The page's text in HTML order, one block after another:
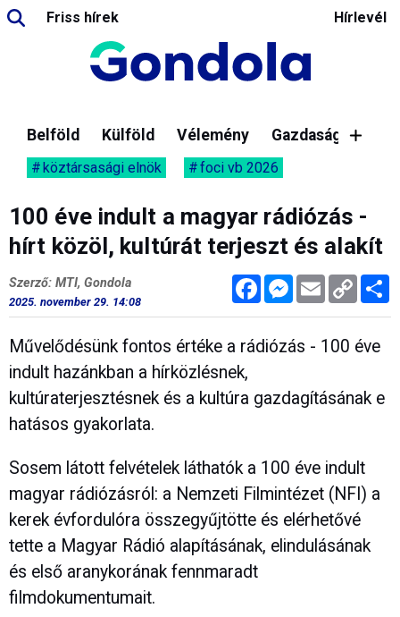
Friss hírek Hírlevél
Belföld Külföld Vélemény Gazdaság
köztársasági elnök foci vb 2026
100 éve indult a magyar rádiózás -
hírt közöl, kultúrát terjeszt és alakít
FacebookMessenger
Email Copy
Link
Szerző: MTI, Gondola
2025. november 29. 14:08
Művelődésünk fontos értéke a rádiózás - 100 éve
indult hazánkban a hírközlésnek,
kultúraterjesztésnek és a kultúra gazdagításának e
hatásos gyakorlata.
Sosem látott felvételek láthatók a 100 éve indult
magyar rádiózásról: a Nemzeti Filmintézet (NFI) a
kerek évfordulóra összegyűjtötte és elérhetővé
tette a Magyar Rádió alapításának, elindulásának
és első aranykorának fennmaradt
filmdokumentumait.